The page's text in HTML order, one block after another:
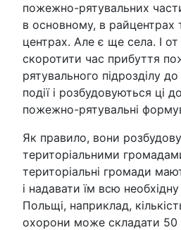
пожежно-рятувальних
в основному, в райцентрах
центрах. Але є ще села. І
скоротити час прибуття
рятувального підрозділу
події і розбудовуються ці
пожежно-рятувальні
Як правило, вони
територіальними
територіальні громади
і надавати їм всю
Польщі, наприклад,
охорони може складати